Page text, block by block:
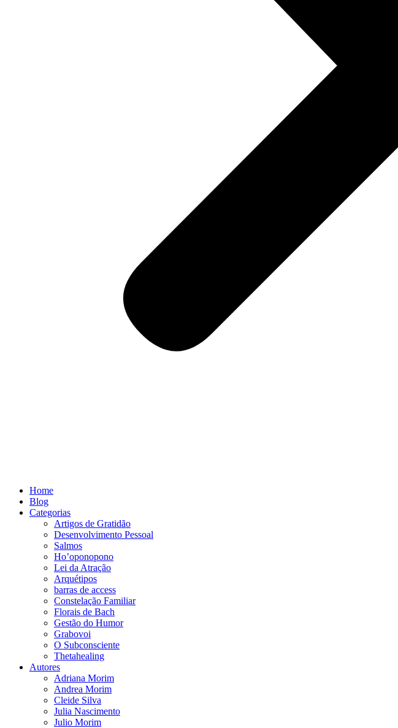
Home
Blog
Categorias
Artigos de Gratidão
Desenvolvimento Pessoal
Salmos
Ho’oponopono
Lei da Atração
Arquétipos
barras de access
Constelação Familiar
Florais de Bach
Gestão do Humor
Grabovoi
O Subconsciente
Thetahealing
Autores
Adriana Morim
Andrea Morim
Cleide Silva
Julia Nascimento
Julio Morim